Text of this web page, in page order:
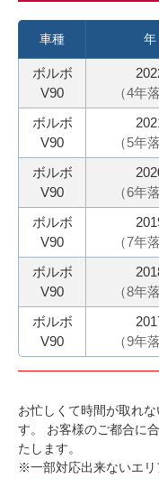
0
秒
今
す
ぐ
無
料
査
定
申
込
み
車種 年
ボルボ
V90
（4年
ボルボ
V90
（5年
ボルボ
V90
（6年
ボルボ
V90
（7年
ボルボ
V90
（8年
ボルボ
V90
（9年
お忙しくて時間が取れ
す。
お客様のご都合に
たします。
※一部対応出来ないエリ